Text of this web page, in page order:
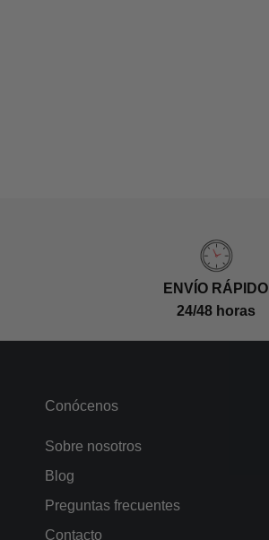
ENVÍO RÁPIDO
24/48 horas
Conócenos
Sobre nosotros
Blog
Preguntas frecuentes
Contacto